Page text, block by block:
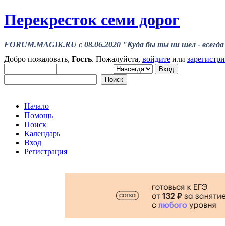
Перекресток семи дорог
FORUM.MAGIK.RU c 08.06.2020 "Куда бы ты ни шел - всегда
Добро пожаловать, Гость. Пожалуйста, войдите или
Начало
Помощь
Поиск
Календарь
Вход
Регистрация